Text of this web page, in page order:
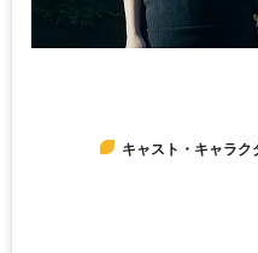
キャスト・キャラク